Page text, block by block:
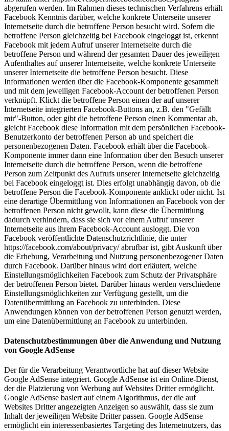
abgerufen werden. Im Rahmen dieses technischen Verfahrens erhält
Facebook Kenntnis darüber, welche konkrete Unterseite unserer
Internetseite durch die betroffene Person besucht wird. Sofern die
betroffene Person gleichzeitig bei Facebook eingeloggt ist, erkennt
Facebook mit jedem Aufruf unserer Internetseite durch die
betroffene Person und während der gesamten Dauer des jeweiligen
Aufenthaltes auf unserer Internetseite, welche konkrete Unterseite
unserer Internetseite die betroffene Person besucht. Diese
Informationen werden über die Facebook-Komponente gesammelt
und mit dem jeweiligen Facebook-Account der betroffenen Person
verknüpft. Klickt die betroffene Person einen der auf unserer
Internetseite integrierten Facebook-Buttons an, z.B. den "Gefällt
mir"-Button, oder gibt die betroffene Person einen Kommentar ab,
gleicht Facebook diese Information mit dem persönlichen Facebook-
Benutzerkonto der betroffenen Person ab und speichert die
personenbezogenen Daten. Facebook erhält über die Facebook-
Komponente immer dann eine Information über den Besuch unserer
Internetseite durch die betroffene Person, wenn die betroffene
Person zum Zeitpunkt des Aufrufs unserer Internetseite gleichzeitig
bei Facebook eingeloggt ist. Dies erfolgt unabhängig davon, ob die
betroffene Person die Facebook-Komponente anklickt oder nicht. Ist
eine derartige Übermittlung von Informationen an Facebook von der
betroffenen Person nicht gewollt, kann diese die Übermittlung
dadurch verhindern, dass sie sich vor einem Aufruf unserer
Internetseite aus ihrem Facebook-Account ausloggt. Die von
Facebook veröffentlichte Datenschutzrichtlinie, die unter
https://facebook.com/about/privacy/ abrufbar ist, gibt Auskunft über
die Erhebung, Verarbeitung und Nutzung personenbezogener Daten
durch Facebook. Darüber hinaus wird dort erläutert, welche
Einstellungsmöglichkeiten Facebook zum Schutz der Privatsphäre
der betroffenen Person bietet. Darüber hinaus werden verschiedene
Einstellungsmöglichkeiten zur Verfügung gestellt, um die
Datenübermittlung an Facebook zu unterbinden. Diese
Anwendungen können von der betroffenen Person genutzt werden,
um eine Datenübermittlung an Facebook zu unterbinden.
Datenschutzbestimmungen über die Anwendung und Nutzung
von Google AdSense
Der für die Verarbeitung Verantwortliche hat auf dieser Website
Google AdSense integriert. Google AdSense ist ein Online-Dienst,
der die Platzierung von Werbung auf Websites Dritter ermöglicht.
Google AdSense basiert auf einem Algorithmus, der die auf
Websites Dritter angezeigten Anzeigen so auswählt, dass sie zum
Inhalt der jeweiligen Website Dritter passen. Google AdSense
ermöglicht ein interessenbasiertes Targeting des Internetnutzers, das